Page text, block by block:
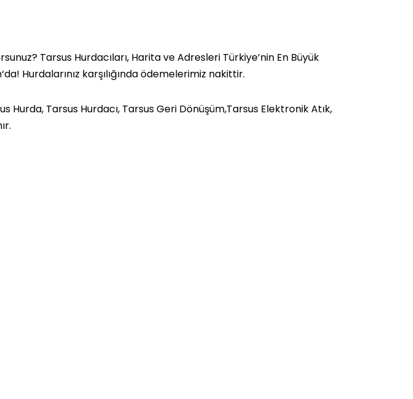
Tarsus Hurdacıları, Harita ve Adresleri Türkiye’nin En Büyük
‘da! Hurdalarınız karşılığında ödemelerimiz nakittir.
Hurda, Tarsus Hurdacı, Tarsus Geri Dönüşüm,Tarsus Elektronik Atık,